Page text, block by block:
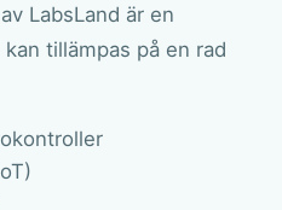
LabsLand är en
tillämpas på en rad